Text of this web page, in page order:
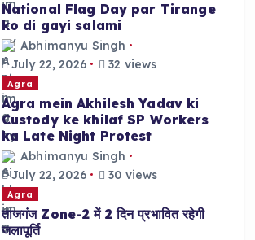
National Flag Day par Tirange
ko di gayi salami
Abhimanyu Singh
July 22, 2026
32 views
Agra
Agra mein Akhilesh Yadav ki
Custody ke khilaf SP Workers
ka Late Night Protest
Abhimanyu Singh
July 22, 2026
30 views
Agra
ताजगंज Zone-2 में 2 दिन प्रभावित रहेगी
जलापूर्ति